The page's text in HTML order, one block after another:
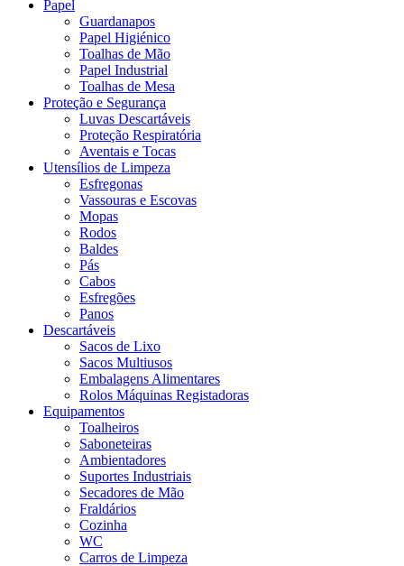
Papel
Guardanapos
Papel Higiénico
Toalhas de Mão
Papel Industrial
Toalhas de Mesa
Proteção e Segurança
Luvas Descartáveis
Proteção Respiratória
Aventais e Tocas
Utensílios de Limpeza
Esfregonas
Vassouras e Escovas
Mopas
Rodos
Baldes
Pás
Cabos
Esfregões
Panos
Descartáveis
Sacos de Lixo
Sacos Multiusos
Embalagens Alimentares
Rolos Máquinas Registadoras
Equipamentos
Toalheiros
Saboneteiras
Ambientadores
Suportes Industriais
Secadores de Mão
Fraldários
Cozinha
WC
Carros de Limpeza